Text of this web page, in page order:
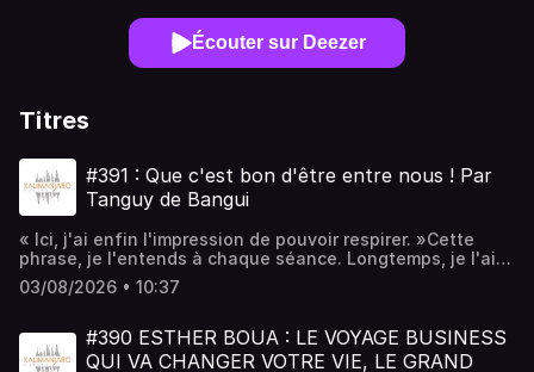
Écouter sur Deezer
Titres
#391 : Que c'est bon d'être entre nous ! Par
Tanguy de Bangui
« Ici, j'ai enfin l'impression de pouvoir respirer. »Cette
phrase, je l'entends à chaque séance. Longtemps, je l'ai
prise pour un simple compliment sur l'ambiance. J'avais
tort — et ce que j'ai fini par comprendre change tout.Dans
nous » n'est pas une question de confort, mais de
performance. Avec les chiffres : ce qu'une étude Deloitte
03/08/2026 • 10:37
#390 ESTHER BOUA : LE VOYAGE BUSINESS
QUI VA CHANGER VOTRE VIE, LE GRAND